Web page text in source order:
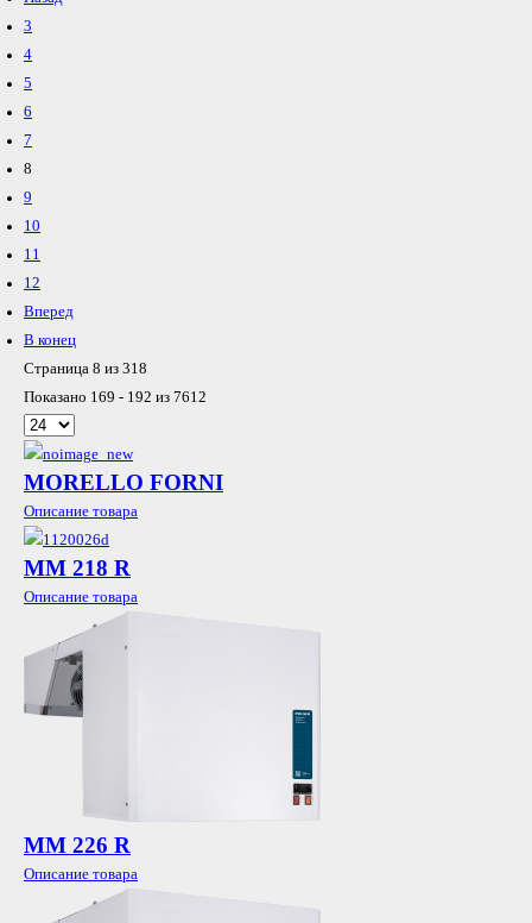
3
4
5
6
7
8
9
10
11
12
Вперед
В конец
Страница 8 из 318
Показано 169 - 192 из 7612
MORELLO FORNI
Описание товара
MМ 218 R
Описание товара
MМ 226 R
Описание товара